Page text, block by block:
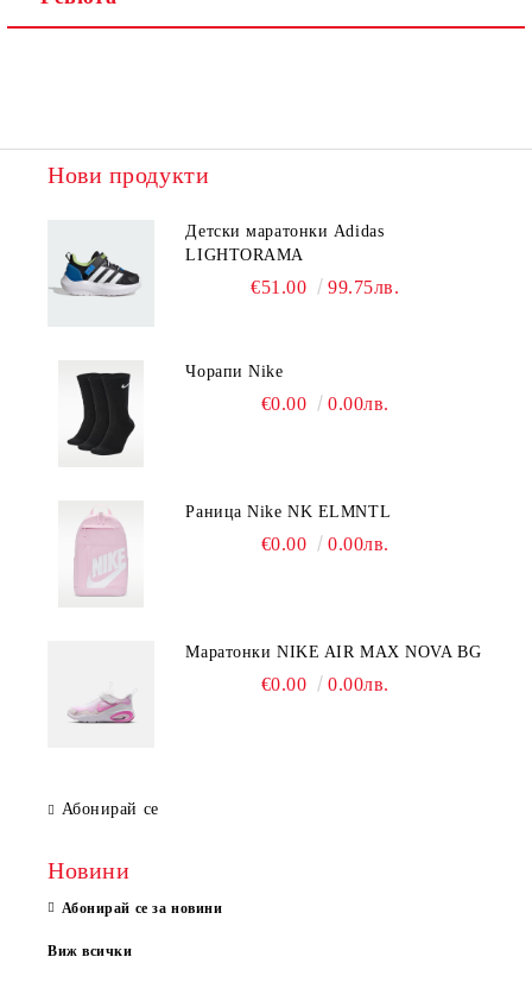
Нови продукти
Детски маратонки Adidas
LIGHTORAMA
€51.00 99.75лв.
Чорапи Nike
€0.00 0.00лв.
Раница Nike NK ELMNTL
€0.00 0.00лв.
Mаратонки NIKE AIR MAX NOVA BG
€0.00 0.00лв.
Абонирай се
Новини
Абонирай се за новини
Виж всички